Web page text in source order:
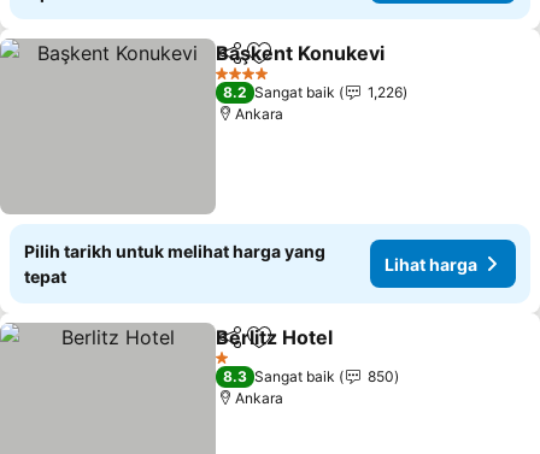
KongsiTambah ke favorit
Başkent Konukevi
4 Bintang
8.2 Sangat baik
1,226
Ankara
Pilih tarikh untuk melihat harga yang
tepat
Lihat harga
KongsiTambah ke favorit
Berlitz Hotel
1 Bintang
8.3 Sangat baik
850
Ankara